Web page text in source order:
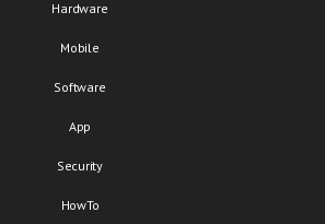
Hardware
Mobile
Software
App
Security
HowTo